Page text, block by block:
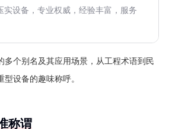
实设备，专业权威，经验丰富，服务
多个别名及其应用场景，从工程术语到民
设备的趣味称呼。
称谓